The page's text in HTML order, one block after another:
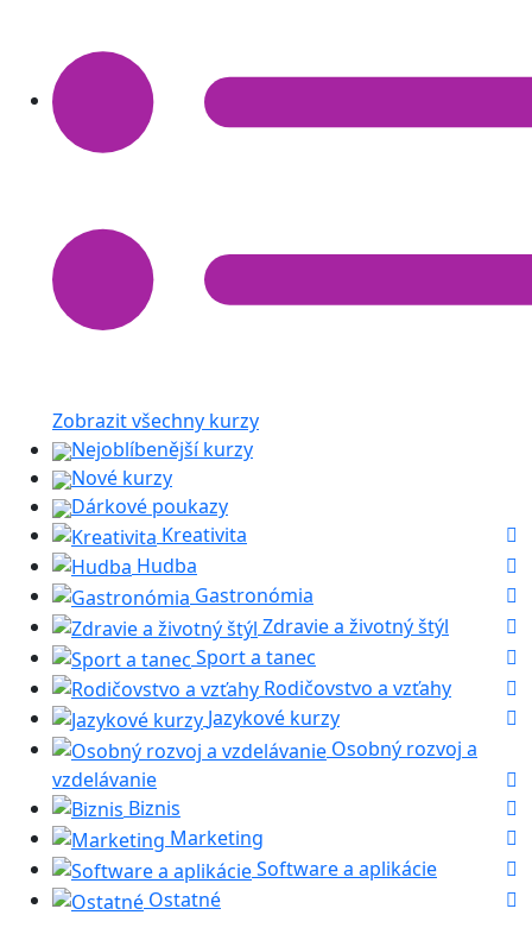
Zobrazit všechny kurzy
Nejoblíbenější kurzy
Nové kurzy
Dárkové poukazy
Kreativita
Hudba
Gastronómia
Zdravie a životný štýl
Sport a tanec
Rodičovstvo a vzťahy
Jazykové kurzy
Osobný rozvoj a
vzdelávanie
Biznis
Marketing
Software a aplikácie
Ostatné